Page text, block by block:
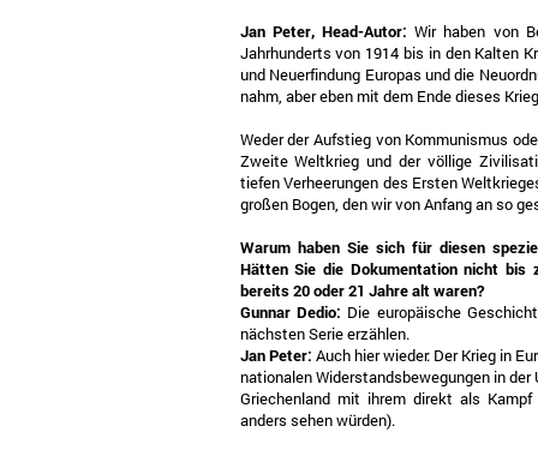
Jan Peter, Head-Autor: Wir haben von
Jahrhunderts von 1914 bis in den Kalten
und Neuerfindung Europas und die
nahm, aber eben mit dem Ende dieses
Weder der Aufstieg von Kommunismus
Zweite Weltkrieg und der völlige
tiefen Verheerungen des Ersten
großen Bogen, den wir von Anfang an so
Warum haben Sie sich für diesen
Hätten Sie die Dokumentation nicht bis
bereits 20 oder 21 Jahre alt waren?
Gunnar Dedio: Die europäische
nächsten Serie erzählen.
Jan Peter: Auch hier wieder: Der Krieg in
nationalen Widerstandsbewegungen in
Griechenland mit ihrem direkt als
anders sehen würden).